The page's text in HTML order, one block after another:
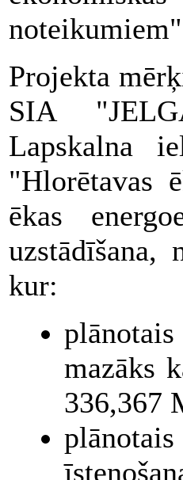
Projekta
SIA
Lapskalna
"Hlorētavas
ēkas
uzstādīšana,
kur:
mazāks
336,367